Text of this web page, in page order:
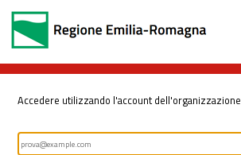
Accedere utilizzando l'account dell'organizzazione